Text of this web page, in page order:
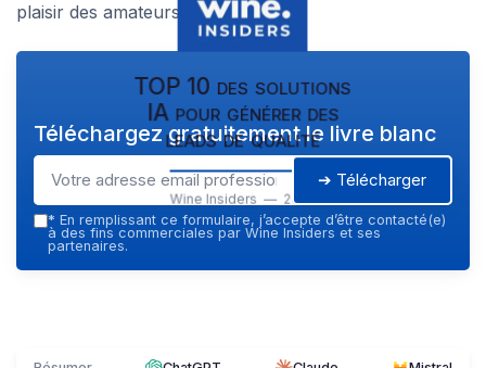
plaisir des amateurs.
TOP 10 des solutions
IA pour générer des
leads de qualité
Wine Insiders — 2026
Téléchargez gratuitement le livre blanc
➔ Télécharger
* En remplissant ce formulaire, j’accepte d’être contacté(e)
à des fins commerciales par Wine Insiders et ses
partenaires.